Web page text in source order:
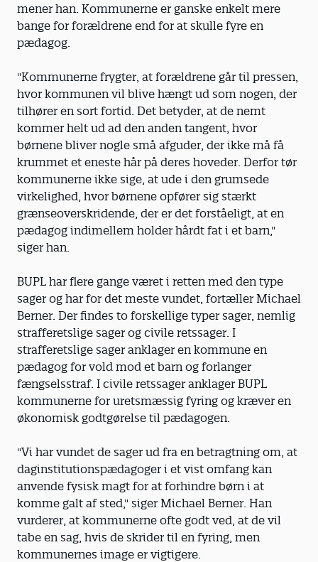
mener han. Kommunerne er ganske enkelt mere
bange for forældrene end for at skulle fyre en
pædagog.
"Kommunerne frygter, at forældrene går til pressen,
hvor kommunen vil blive hængt ud som nogen, der
tilhører en sort fortid. Det betyder, at de nemt
kommer helt ud ad den anden tangent, hvor
børnene bliver nogle små afguder, der ikke må få
krummet et eneste hår på deres hoveder. Derfor tør
kommunerne ikke sige, at ude i den grumsede
virkelighed, hvor børnene opfører sig stærkt
grænseoverskridende, der er det forståeligt, at en
pædagog indimellem holder hårdt fat i et barn,"
siger han.
BUPL har flere gange været i retten med den type
sager og har for det meste vundet, fortæller Michael
Berner. Der findes to forskellige typer sager, nemlig
strafferetslige sager og civile retssager. I
strafferetslige sager anklager en kommune en
pædagog for vold mod et barn og forlanger
fængselsstraf. I civile retssager anklager BUPL
kommunerne for uretsmæssig fyring og kræver en
økonomisk godtgørelse til pædagogen.
"Vi har vundet de sager ud fra en betragtning om, at
daginstitutionspædagoger i et vist omfang kan
anvende fysisk magt for at forhindre børn i at
komme galt af sted," siger Michael Berner. Han
vurderer, at kommunerne ofte godt ved, at de vil
tabe en sag, hvis de skrider til en fyring, men
kommunernes image er vigtigere.